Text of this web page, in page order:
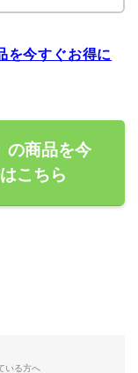
を今すぐお得に
の商品を今
こちら
いる方へ